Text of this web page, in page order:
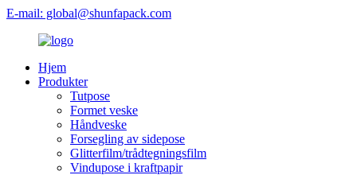
E-mail: global@shunfapack.com
Hjem
Produkter
Tutpose
Formet veske
Håndveske
Forsegling av sidepose
Glitterfilm/trådtegningsfilm
Vindupose i kraftpapir